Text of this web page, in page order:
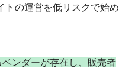
トの運営を低リスクで始め
ベンダーが存在し、販売者